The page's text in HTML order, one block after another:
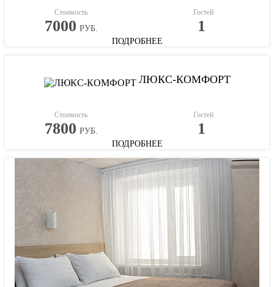
Стоимость
7000 РУБ.
Гостей
1
ПОДРОБНЕЕ
ЛЮКС-КОМФОРТ
Стоимость
7800 РУБ.
Гостей
1
ПОДРОБНЕЕ